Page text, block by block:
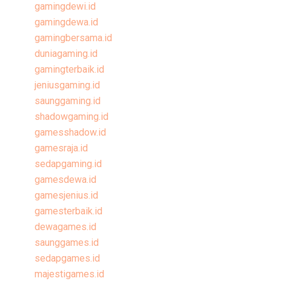
gamingdewi.id
gamingdewa.id
gamingbersama.id
duniagaming.id
gamingterbaik.id
jeniusgaming.id
saunggaming.id
shadowgaming.id
gamesshadow.id
gamesraja.id
sedapgaming.id
gamesdewa.id
gamesjenius.id
gamesterbaik.id
dewagames.id
saunggames.id
sedapgames.id
majestigames.id